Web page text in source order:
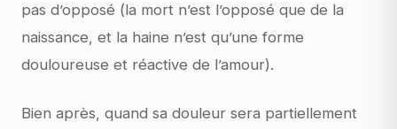
pas d’opposé (la mort n’est l’opposé que de la
naissance, et la haine n’est qu’une forme
douloureuse et réactive de l’amour).
Bien après, quand sa douleur sera partiellement